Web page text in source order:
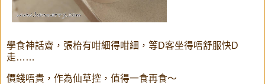
學食神話齋，張枱有咁細得咁細，等D客坐得唔舒服快D
走……
價錢唔貴，作為仙草控，值得一食再食～